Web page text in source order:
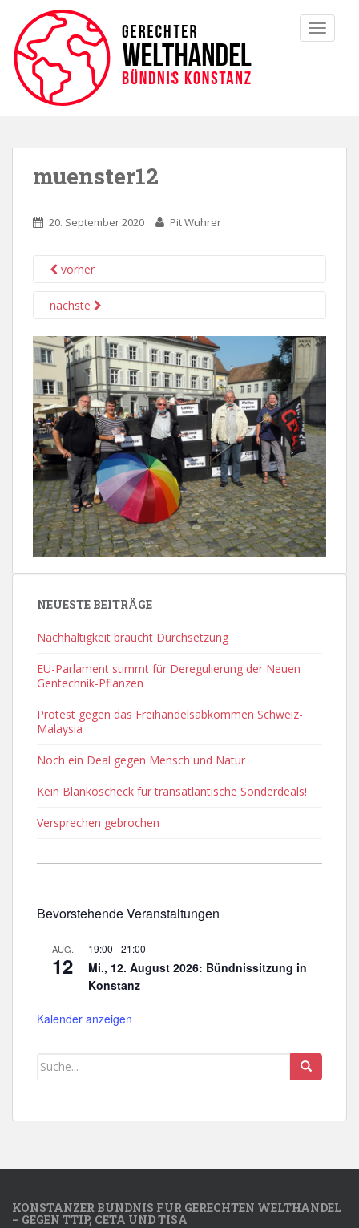
muenster12
20. September 2020 Pit Wuhrer
vorher
nächste
NEUESTE BEITRÄGE
Nachhaltigkeit braucht Durchsetzung
EU-Parlament stimmt für Deregulierung der Neuen
Gentechnik-Pflanzen
Protest gegen das Freihandelsabkommen Schweiz-
Malaysia
Noch ein Deal gegen Mensch und Natur
Kein Blankoscheck für transatlantische Sonderdeals!
Versprechen gebrochen
Bevorstehende Veranstaltungen
AUG.
12
19:00 -21:00
Mi., 12. August 2026: Bündnissitzung in
Konstanz
Kalender anzeigen
KONSTANZER BÜNDNIS FÜR GERECHTEN WELTHANDEL
– GEGEN TTIP, CETA UND TISA